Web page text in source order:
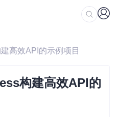
高效API的示例项目
构建高效API的